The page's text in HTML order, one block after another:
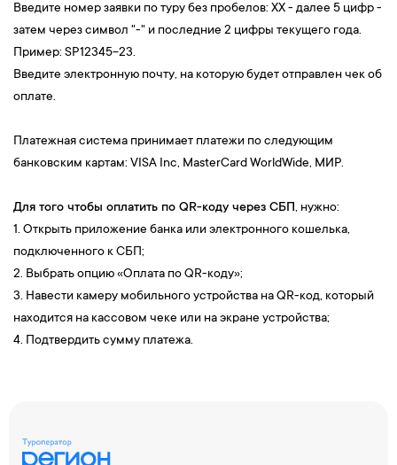
Введите номер заявки по туру без пробелов: XX - далее 5 цифр -
затем через символ "-" и последние 2 цифры текущего года.
Пример: SP12345-23.
Введите электронную почту, на которую будет отправлен чек об
оплате.
Платежная система принимает платежи по следующим
банковским картам: VISA Inc, MasterCard WorldWide, МИР.
Для того чтобы оплатить по QR-коду через СБП, нужно:
1. Открыть приложение банка или электронного кошелька,
подключенного к СБП;
2. Выбрать опцию «Оплата по QR-коду»;
3. Навести камеру мобильного устройства на QR-код, который
находится на кассовом чеке или на экране устройства;
4. Подтвердить сумму платежа.